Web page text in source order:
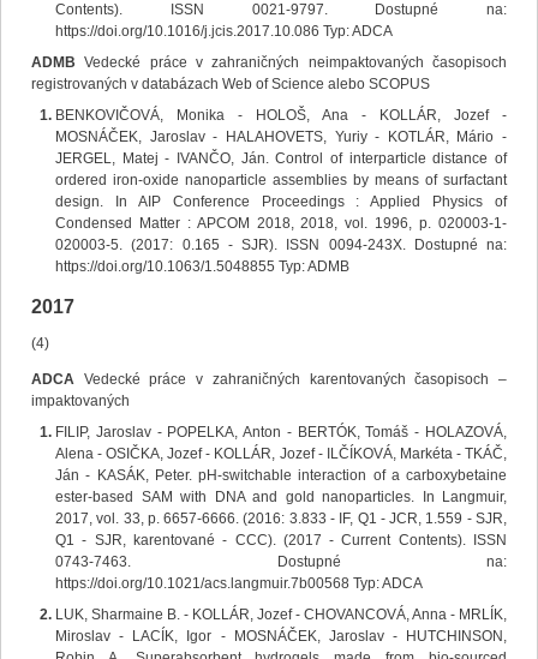
Contents). ISSN 0021-9797. Dostupné na:
https://doi.org/10.1016/j.jcis.2017.10.086 Typ: ADCA
ADMB Vedecké práce v zahraničných neimpaktovaných časopisoch
registrovaných v databázach Web of Science alebo SCOPUS
BENKOVIČOVÁ, Monika - HOLOŠ, Ana - KOLLÁR, Jozef -
MOSNÁČEK, Jaroslav - HALAHOVETS, Yuriy - KOTLÁR, Mário -
JERGEL, Matej - IVANČO, Ján. Control of interparticle distance of
ordered iron-oxide nanoparticle assemblies by means of surfactant
design. In AIP Conference Proceedings : Applied Physics of
Condensed Matter : APCOM 2018, 2018, vol. 1996, p. 020003-1-
020003-5. (2017: 0.165 - SJR). ISSN 0094-243X. Dostupné na:
https://doi.org/10.1063/1.5048855 Typ: ADMB
2017
(4)
ADCA Vedecké práce v zahraničných karentovaných časopisoch –
impaktovaných
FILIP, Jaroslav - POPELKA, Anton - BERTÓK, Tomáš - HOLAZOVÁ,
Alena - OSIČKA, Jozef - KOLLÁR, Jozef - ILČÍKOVÁ, Markéta - TKÁČ,
Ján - KASÁK, Peter. pH-switchable interaction of a carboxybetaine
ester-based SAM with DNA and gold nanoparticles. In Langmuir,
2017, vol. 33, p. 6657-6666. (2016: 3.833 - IF, Q1 - JCR, 1.559 - SJR,
Q1 - SJR, karentované - CCC). (2017 - Current Contents). ISSN
0743-7463. Dostupné na:
https://doi.org/10.1021/acs.langmuir.7b00568 Typ: ADCA
LUK, Sharmaine B. - KOLLÁR, Jozef - CHOVANCOVÁ, Anna - MRLÍK,
Miroslav - LACÍK, Igor - MOSNÁČEK, Jaroslav - HUTCHINSON,